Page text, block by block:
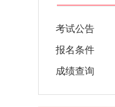
考试公告
报名条件
成绩查询